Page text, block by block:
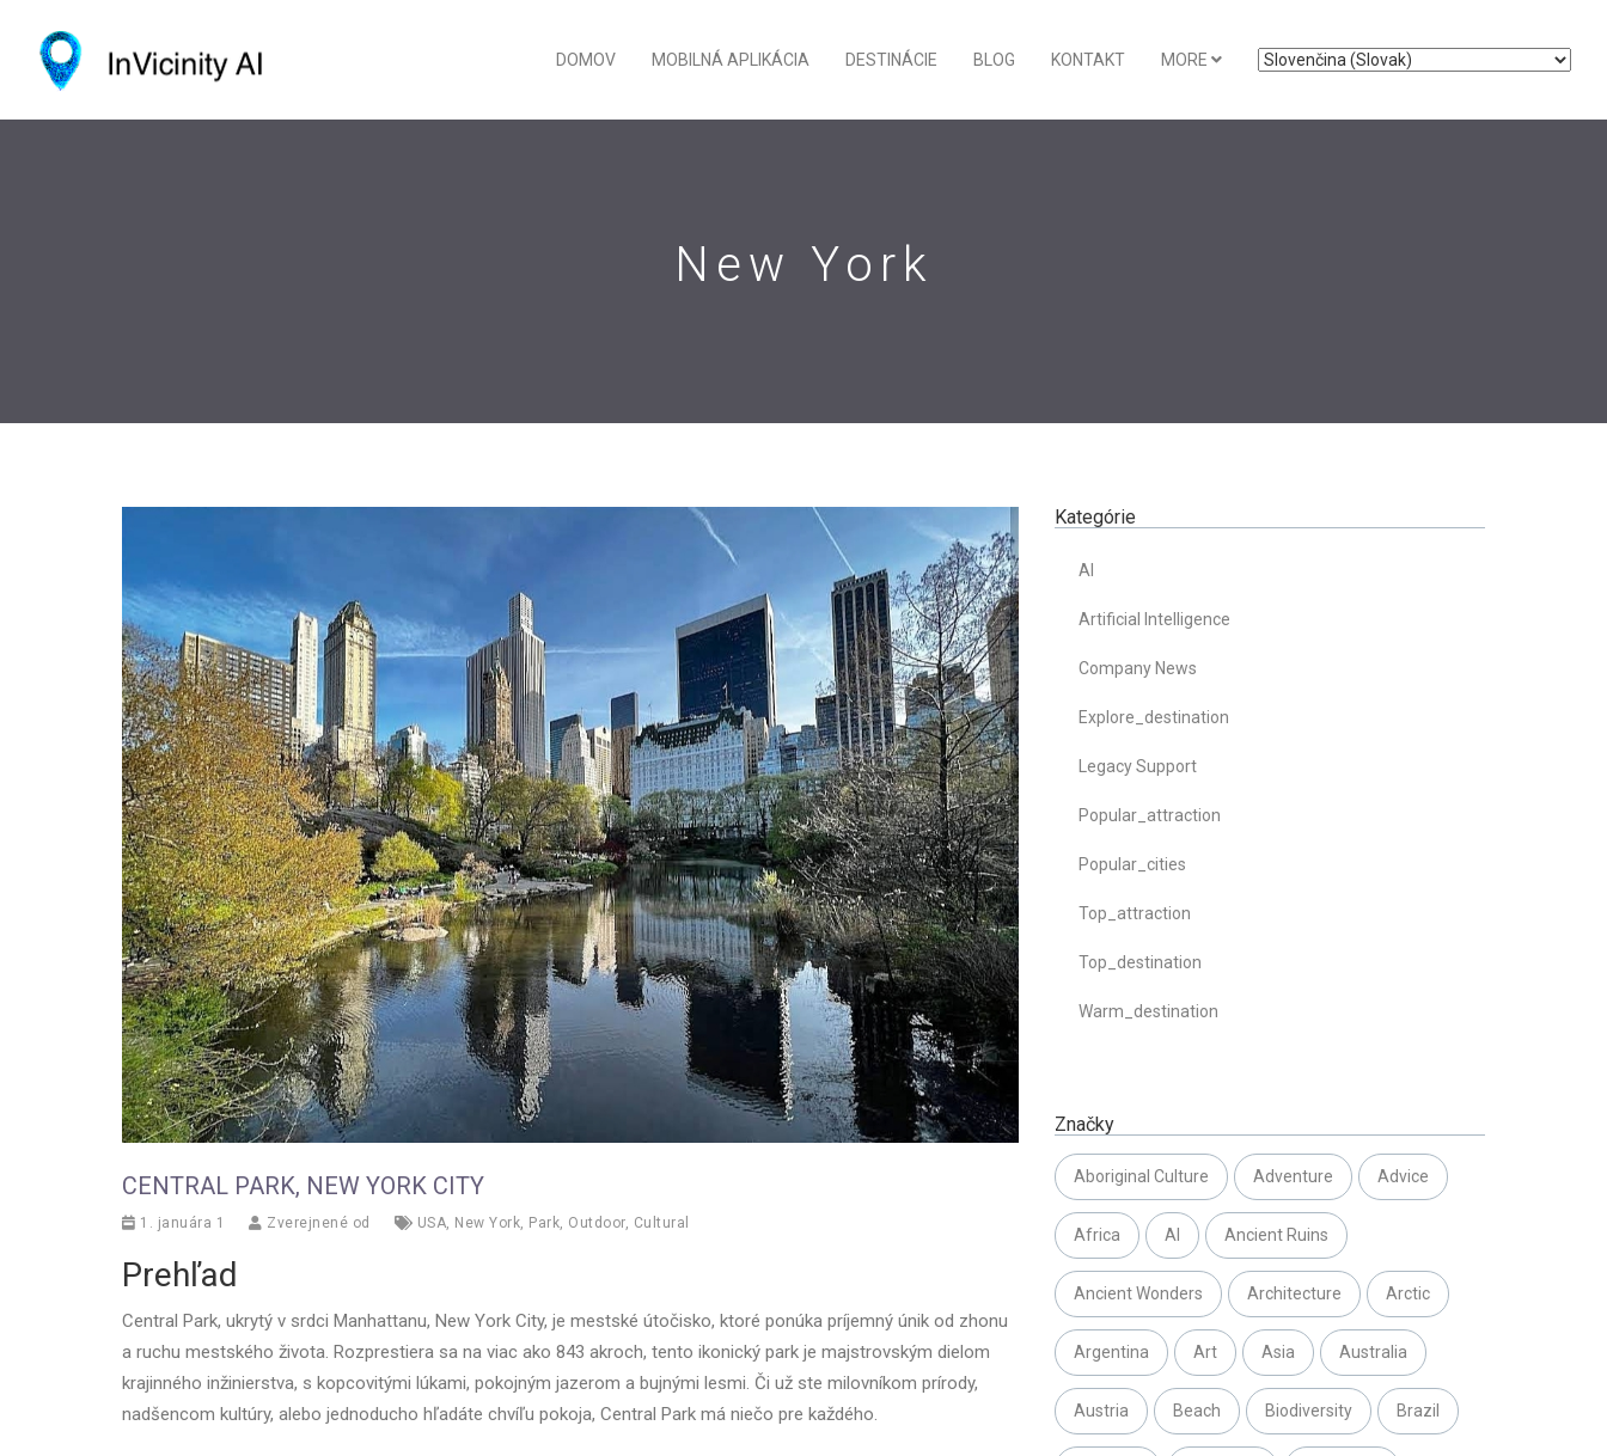
DOMOV MOBILNÁ APLIKÁCIA DESTINÁCIE BLOG KONTAKT MORE
New York
CENTRAL PARK, NEW YORK CITY
1. januára 1 Zverejnené od USA, New York, Park, Outdoor, Cultural
Prehľad
Central Park, ukrytý v srdci Manhattanu, New York City, je mestské útočisko, ktoré ponúka príjemný únik od zhonu
a ruchu mestského života. Rozprestiera sa na viac ako 843 akroch, tento ikonický park je majstrovským dielom
krajinného inžinierstva, s kopcovitými lúkami, pokojným jazerom a bujnými lesmi. Či už ste milovníkom prírody,
nadšencom kultúry, alebo jednoducho hľadáte chvíľu pokoja, Central Park má niečo pre každého.
Kategórie
AI
Artificial Intelligence
Company News
Explore_destination
Legacy Support
Popular_attraction
Popular_cities
Top_attraction
Top_destination
Warm_destination
Značky
Aboriginal Culture Adventure Advice
Africa AI Ancient Ruins
Ancient Wonders Architecture Arctic
Argentina Art Asia Australia
Austria Beach Biodiversity Brazil